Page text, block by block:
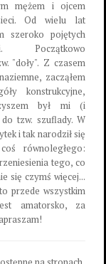
mężem i ojcem
Od wielu lat
szeroko pojętych
Początkowo
"doły". Z czasem
zacząłem
konstrukcyjne,
był mi (i
tzw. szuflady. W
i tak narodził się
równoległego:
tego, co
się czymś więcej...
przede wszystkim
amatorsko, za